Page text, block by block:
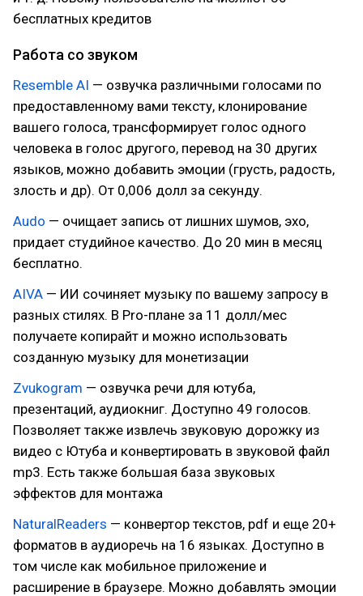
бесплатных кредитов
Работа со звуком
Resemble AI — озвучка различными голосами по
предоставленному вами тексту, клонирование
вашего голоса, трансформирует голос одного
человека в голос другого, перевод на 30 других
языков, можно добавить эмоции (грусть, радость,
злость и др). От 0,006 долл за секунду.
Audo — очищает запись от лишних шумов, эхо,
придает студийное качество. До 20 мин в месяц
бесплатно.
AIVA — ИИ сочиняет музыку по вашему запросу в
разных стилях. В Pro-плане за 11 долл/мес
получаете копирайт и можно использовать
созданную музыку для монетизации
Zvukogram — озвучка речи для ютуба,
презентаций, аудиокниг. Доступно 49 голосов.
Позволяет также извлечь звуковую дорожку из
видео с Ютуба и конвертировать в звуковой файл
mp3. Есть также большая база звуковых
эффектов для монтажа
NaturalReaders — конвертор текстов, pdf и еще 20+
форматов в аудиоречь на 16 языках. Доступно в
том числе как мобильное приложение и
расширение в браузере. Можно добавлять эмоции